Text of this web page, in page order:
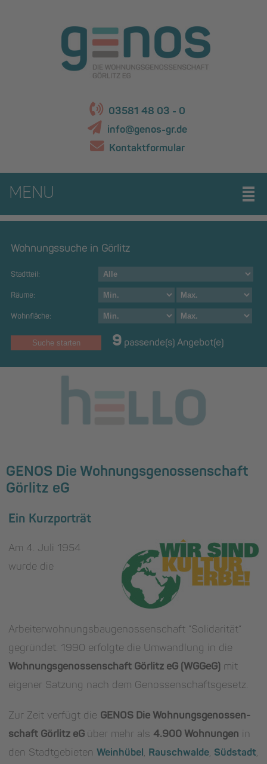
03581 48 03 - 0
info@genos-gr.de
Kontaktformular
MENU
Wohnungssuche in Görlitz
Stadtteil:
Räume:
Wohnfläche:
9 passende(s) Angebot(e)
GENOS Die Wohnungsgenossenschaft
Görlitz eG
Ein Kurzporträt
Am 4. Juli 1954
wurde die
Arbeiterwohnungsbaugenossenschaft “Solidarität“
gegründet. 1990 erfolgte die Umwandlung in die
Wohnungsgenossenschaft Görlitz eG (WGGeG)
mit
eigener Satzung nach dem Genossenschaftsgesetz.
Zur Zeit verfügt die GENOS Die Wohnungs­genossen­
schaft Görlitz eG über mehr als 4.900 Wohnungen in
den Stadtgebieten Weinhübel , Rauschwalde, Südstadt,